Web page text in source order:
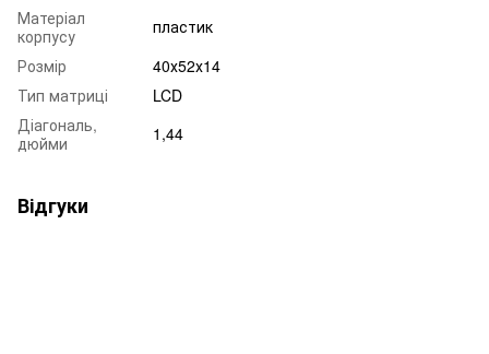
Матеріал
корпусу
пластик
Розмір
40х52х14
Тип матриці
LCD
Діагональ,
дюйми
1,44
Відгуки